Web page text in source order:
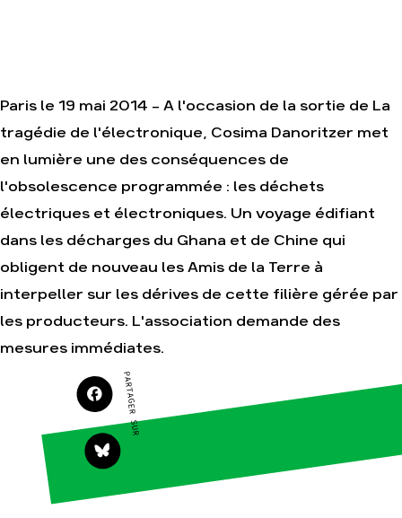
Faire un don
S'engager sur le
campagnes
Transmettre tout
patrimoine
Télécharger
guides éco-
citoyens
thématiques
Climat – Énergie
Surproduction
Agriculture
Finance
Multinationales
Actualités
presse
locaux
Paris le 19 mai 2014 - A l'occasion de la sortie de La
tragédie de l'électronique, Cosima Danoritzer met
en lumière une des conséquences de
l'obsolescence programmée : les déchets
électriques et électroniques. Un voyage édifiant
dans les décharges du Ghana et de Chine qui
obligent de nouveau les Amis de la Terre à
interpeller sur les dérives de cette filière gérée par
les producteurs. L'association demande des
mesures immédiates.
PARTAGER SUR